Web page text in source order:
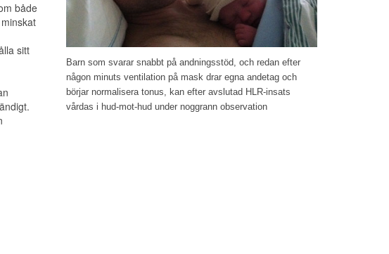
både
sitt
Barn som svarar snabbt på andningsstöd, och redan efter
någon minuts ventilation på mask drar egna andetag och
börjar normalisera tonus, kan efter avslutad HLR-insats
vårdas i hud-mot-hud under noggrann observation